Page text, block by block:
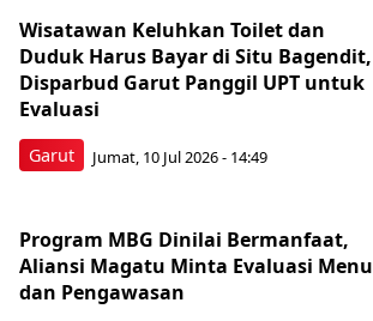
Garut
Wisatawan Keluhkan Toilet dan
Duduk Harus Bayar di Situ Bagendit,
Disparbud Garut Panggil UPT untuk
Evaluasi
Jumat, 10 Jul 2026 - 14:49
Program MBG Dinilai Bermanfaat,
Aliansi Magatu Minta Evaluasi Menu
dan Pengawasan